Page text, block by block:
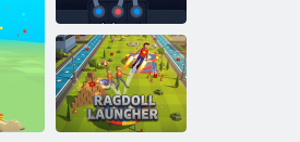
Top
Savunmasını
Birleştir